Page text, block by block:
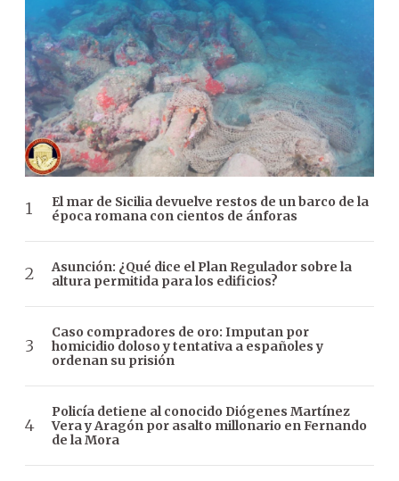
El mar de Sicilia devuelve restos de un barco de la
época romana con cientos de ánforas
Asunción: ¿Qué dice el Plan Regulador sobre la
altura permitida para los edificios?
Caso compradores de oro: Imputan por
homicidio doloso y tentativa a españoles y
ordenan su prisión
Policía detiene al conocido Diógenes Martínez
Vera y Aragón por asalto millonario en Fernando
de la Mora